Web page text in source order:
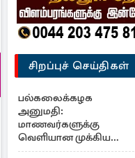
சிறப்புச் செய்திகள்
பல்கலைக்கழக
அனுமதி:
மாணவர்களுக்கு
வெளியான முக்கிய
அறிவிப்பு